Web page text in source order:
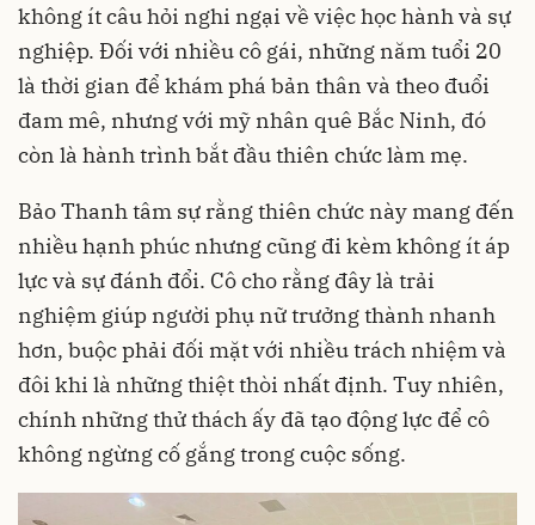
không ít câu hỏi nghi ngại về việc học hành và sự
nghiệp. Đối với nhiều cô gái, những năm tuổi 20
là thời gian để khám phá bản thân và theo đuổi
đam mê, nhưng với mỹ nhân quê Bắc Ninh, đó
còn là hành trình bắt đầu thiên chức làm mẹ.
Bảo Thanh tâm sự rằng thiên chức này mang đến
nhiều hạnh phúc nhưng cũng đi kèm không ít áp
lực và sự đánh đổi. Cô cho rằng đây là trải
nghiệm giúp người phụ nữ trưởng thành nhanh
hơn, buộc phải đối mặt với nhiều trách nhiệm và
đôi khi là những thiệt thòi nhất định. Tuy nhiên,
chính những thử thách ấy đã tạo động lực để cô
không ngừng cố gắng trong cuộc sống.